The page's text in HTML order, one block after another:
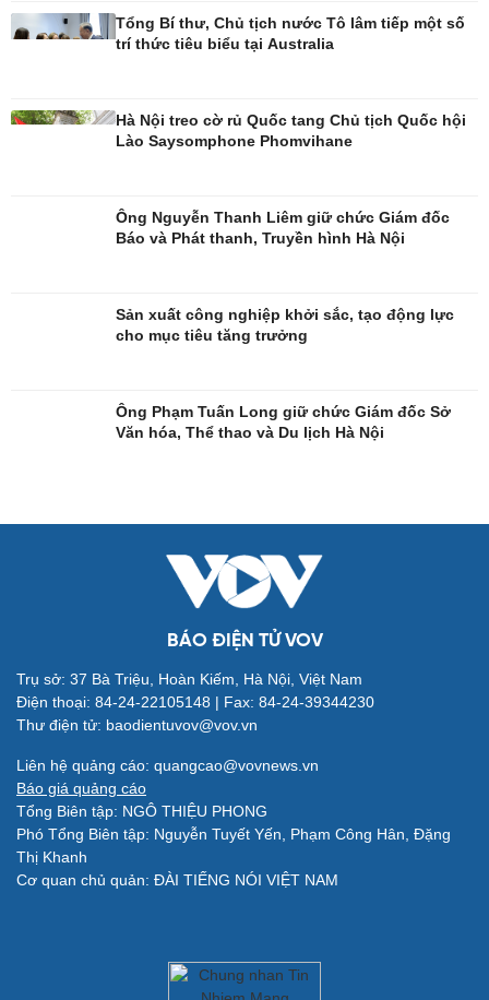
Đời sống
Văn hóa
Di sản
Tư vấn
Săn Tour
check-in
Tổng Bí thư, Chủ tịch nước Tô lâm tiếp một số
trí thức tiêu biểu tại Australia
Hà Nội treo cờ rủ Quốc tang Chủ tịch Quốc hội
Lào Saysomphone Phomvihane
Ông Nguyễn Thanh Liêm giữ chức Giám đốc
Báo và Phát thanh, Truyền hình Hà Nội
Sản xuất công nghiệp khởi sắc, tạo động lực
cho mục tiêu tăng trưởng
Ông Phạm Tuấn Long giữ chức Giám đốc Sở
Văn hóa, Thể thao và Du lịch Hà Nội
BÁO ĐIỆN TỬ VOV
Trụ sở: 37 Bà Triệu, Hoàn Kiếm, Hà Nội, Việt Nam
Điện thoại: 84-24-22105148 | Fax: 84-24-39344230
Thư điện tử: baodientuvov@vov.vn
Liên hệ quảng cáo: quangcao@vovnews.vn
Báo giá quảng cáo
Tổng Biên tập: NGÔ THIỆU PHONG
Phó Tổng Biên tập: Nguyễn Tuyết Yến, Phạm Công Hân, Đặng
Thị Khanh
Cơ quan chủ quản: ĐÀI TIẾNG NÓI VIỆT NAM